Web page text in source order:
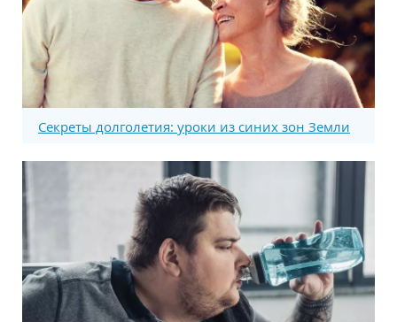
Секреты долголетия: уроки из синих зон Земли